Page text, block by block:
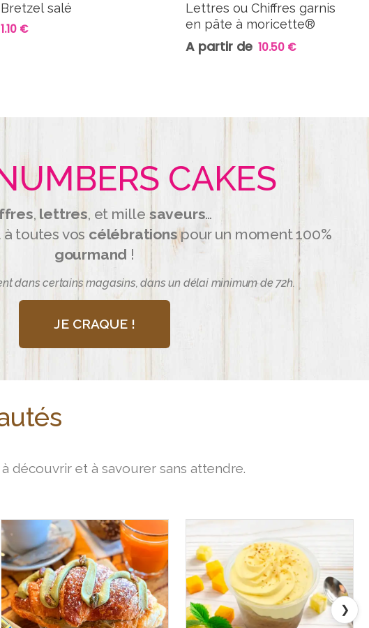
Bretzel salé
1.10 €
Lettres ou Chiffres garnis
en pâte à moricette®
A partir de 10.50 €
CAKES
, lettres, et mille saveurs…
à toutes vos célébrationspour un moment 100%
gourmand !
dans certains magasins, dans un délai minimum de 72h.
JE CRAQUE !
découvrir et à savourer sans attendre.
❯